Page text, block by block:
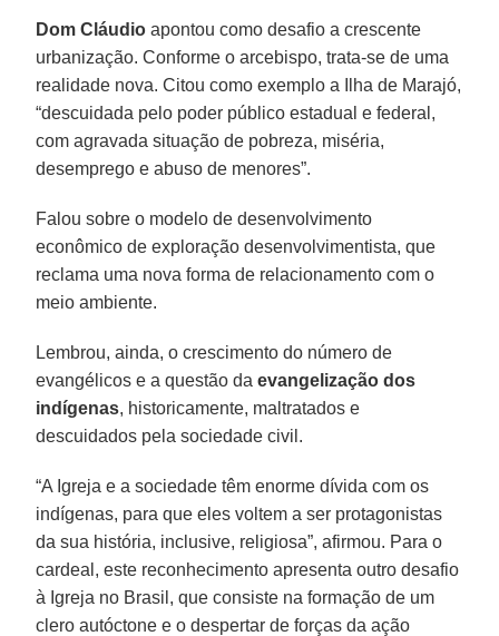
Dom Cláudio apontou como desafio a crescente
urbanização. Conforme o arcebispo, trata-se de uma
realidade nova. Citou como exemplo a Ilha de Marajó,
“descuidada pelo poder público estadual e federal,
com agravada situação de pobreza, miséria,
desemprego e abuso de menores”.
Falou sobre o modelo de desenvolvimento
econômico de exploração desenvolvimentista, que
reclama uma nova forma de relacionamento com o
meio ambiente.
Lembrou, ainda, o crescimento do número de
evangélicos e a questão daevangelização dos
indígenas, historicamente, maltratados e
descuidados pela sociedade civil.
“A Igreja e a sociedade têm enorme dívida com os
indígenas, para que eles voltem a ser protagonistas
da sua história, inclusive, religiosa”, afirmou. Para o
cardeal, este reconhecimento apresenta outro desafio
à Igreja no Brasil, que consiste na formação de um
clero autóctone e o despertar de forças da ação